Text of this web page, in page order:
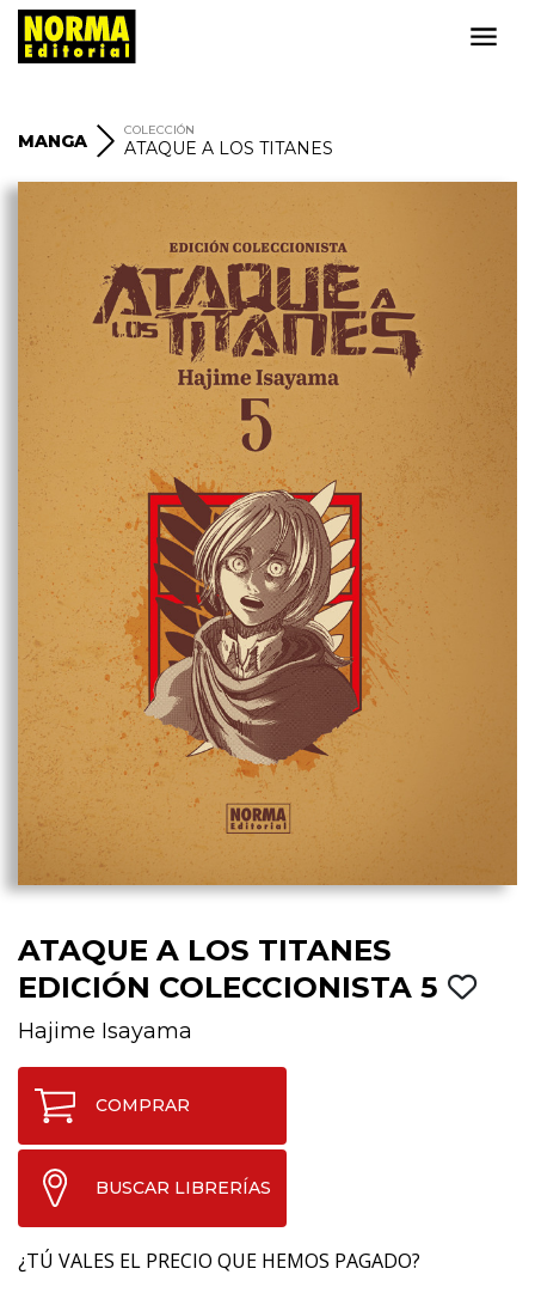
MANGA
COLECCIÓN
ATAQUE A LOS TITANES
ATAQUE A LOS TITANES
EDICIÓN COLECCIONISTA 5
Hajime Isayama
COMPRAR
BUSCAR LIBRERÍAS
¿TÚ VALES EL PRECIO QUE HEMOS PAGADO?